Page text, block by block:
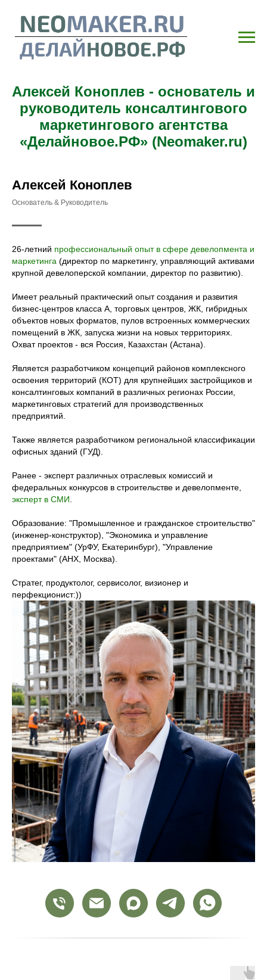
Алексей Коноплев - основатель и
руководитель консалтингового
маркетингового агентства
«Делайновое.РФ» (Neomaker.ru)
Алексей Коноплев
Основатель & Руководитель
26-летний профессиональный опыт в сфере девелопмента и
маркетинга (директор по маркетингу, управляющий активами
крупной девелоперской компании, директор по развитию).
Имеет реальный практический опыт создания и развития
бизнес-центров класса А, торговых центров, ЖК, гибридных
объектов новых форматов, пулов встроенных коммерческих
помещений в ЖК, запуска жизни на новых территориях.
Охват проектов - вся Россия, Казахстан (Астана).
Является разработчиком концепций районов комплексного
освоения территорий (КОТ) для крупнейших застройщиков и
консалтинговых компаний в различных регионах России,
маркетинговых стратегий для производственных
предприятий.
Также является разработчиком региональной классификации
офисных зданий (ГУД).
Ранее - эксперт различных отраслевых комиссий и
федеральных конкурсов в строительстве и девелопменте,
эксперт в СМИ
Образование: "Промышленное и гражданское строительство"
(инженер-конструктор), "Экономика и управление
предприятием" (УрФУ, Екатеринбург), "Управление
проектами" (АНХ, Москва).
Стратег, продуктолог, сервисолог, визионер и
перфекционист:))